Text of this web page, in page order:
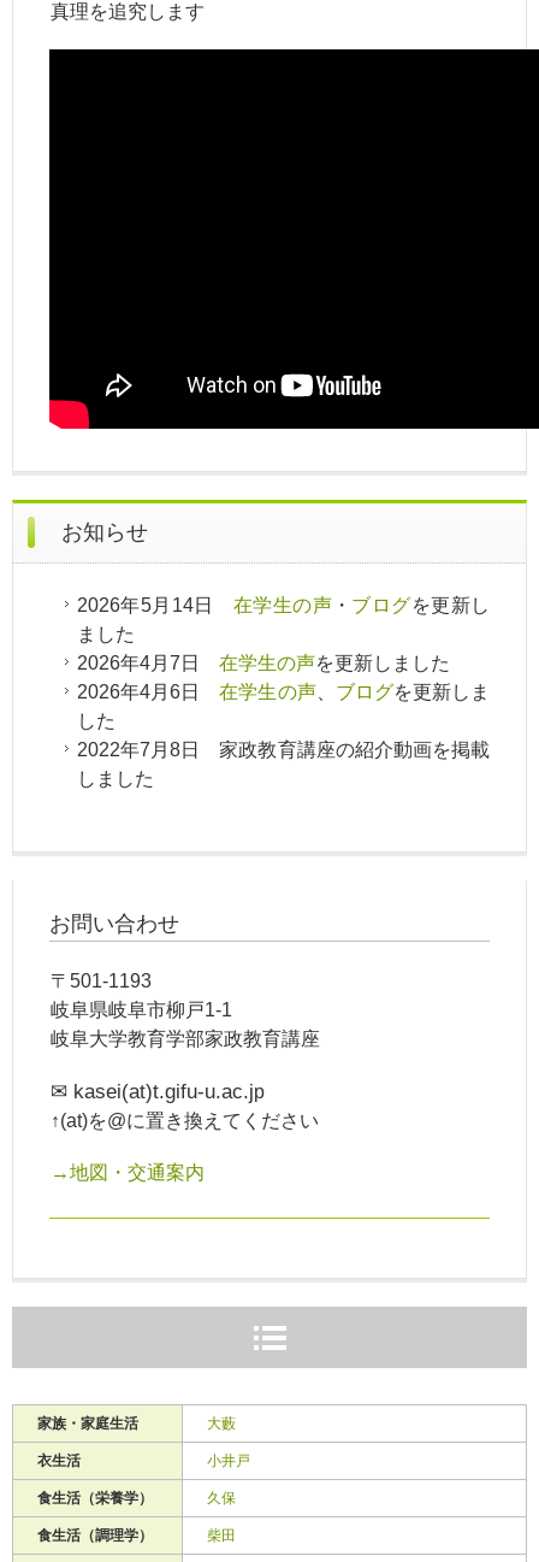
真理を追究します
お知らせ
2026年5月14日 在学生の声 ・ ブログを更新し
ました
2026年4月7日 在学生の声を更新しました
2026年4月6日在学生の声、 ブログを更新しま
した
2022年7月8日 家政教育講座の紹介動画を掲載
しました
お問い合わせ
〒501-1193
岐阜県岐阜市柳戸1-1
岐阜大学教育学部家政教育講座
✉ kasei(at)t.gifu-u.ac.jp
↑(at)を@に置き換えてください
→地図・交通案内
家族・家庭生活 大藪
衣生活 小井戸
食生活（栄養学） 久保
食生活（調理学） 柴田